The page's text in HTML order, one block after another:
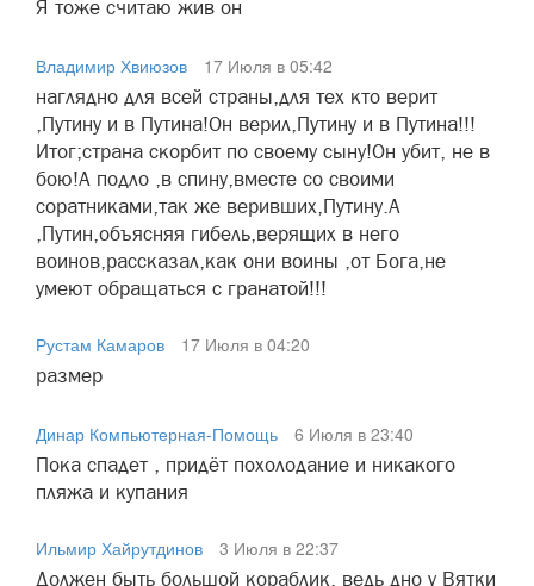
Я тоже считаю жив он
Владимир Хвиюзов
17 Июля в 05:42
наглядно для всей страны,для тех кто верит
,Путину и в Путина!Он верил,Путину и в Путина!!!
Итог;страна скорбит по своему сыну!Он убит, не в
бою!А подло ,в спину,вместе со своими
соратниками,так же веривших,Путину.А
,Путин,объясняя гибель,верящих в него
воинов,рассказал,как они воины ,от Бога,не
умеют обращаться с гранатой!!!
Рустам Камаров
17 Июля в 04:20
размер
Динар Компьютерная-Помощь
6 Июля в 23:40
Пока спадет , придёт похолодание и никакого
пляжа и купания
Ильмир Хайрутдинов
3 Июля в 22:37
Должен быть большой кораблик, ведь дно у Вятки